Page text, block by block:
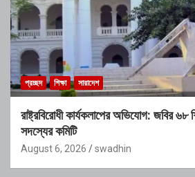
প্রচ্ছদ শিক্ষা সারাদেশ
রাষ্ট্রবিরোধী কার্যকলাপের অভিযোগ: জবির
সদস্যের কমিটি
August 6, 2026 swadhin